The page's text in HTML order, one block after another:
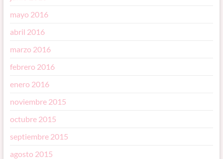
mayo 2016
abril 2016
marzo 2016
febrero 2016
enero 2016
noviembre 2015
octubre 2015
septiembre 2015
agosto 2015